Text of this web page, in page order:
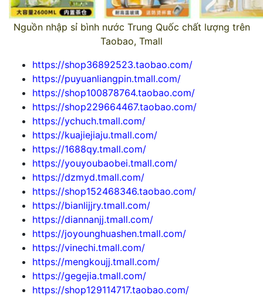
Nguồn nhập sỉ bình nước Trung Quốc chất lượng trên
Taobao, Tmall
https://shop36892523.taobao.com/
https://puyuanliangpin.tmall.com/
https://shop100878764.taobao.com/
https://shop229664467.taobao.com/
https://ychuch.tmall.com/
https://kuajiejiaju.tmall.com/
https://1688qy.tmall.com/
https://youyoubaobei.tmall.com/
https://dzmyd.tmall.com/
https://shop152468346.taobao.com/
https://bianlijjry.tmall.com/
https://diannanjj.tmall.com/
https://joyounghuashen.tmall.com/
https://vinechi.tmall.com/
https://mengkoujj.tmall.com/
https://gegejia.tmall.com/
https://shop129114717.taobao.com/